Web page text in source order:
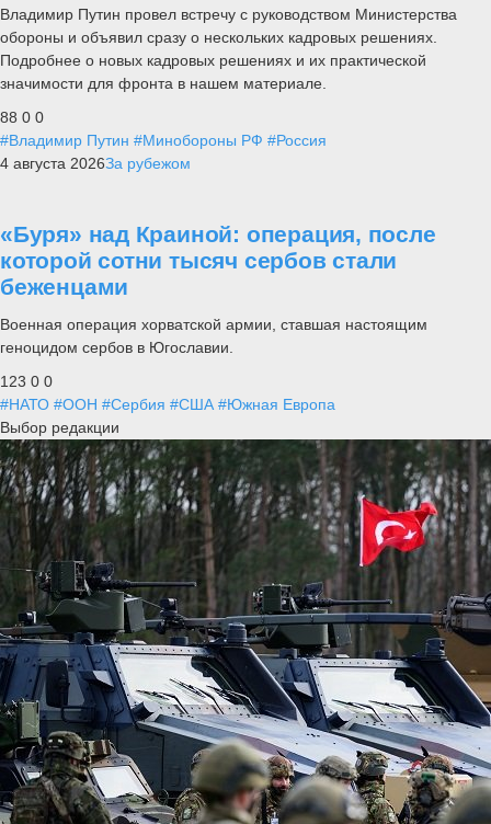
Владимир Путин провел встречу с руководством Министерства
обороны и объявил сразу о нескольких кадровых решениях.
Подробнее о новых кадровых решениях и их практической
значимости для фронта в нашем материале.
88 0 0
#Владимир Путин #Минобороны РФ #Россия
4 августа 2026За рубежом
«Буря» над Краиной: операция, после
которой сотни тысяч сербов стали
беженцами
Военная операция хорватской армии, ставшая настоящим
геноцидом сербов в Югославии.
123 0 0
#НАТО #ООН #Сербия #США #Южная Европа
Выбор редакции